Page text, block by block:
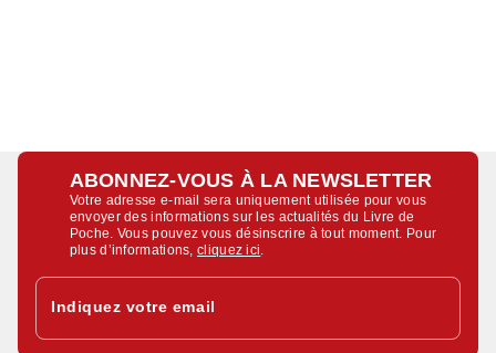
ABONNEZ-VOUS À LA NEWSLETTER
Votre adresse e-mail sera uniquement utilisée pour vous
envoyer des informations sur les actualités du Livre de
Poche. Vous pouvez vous désinscrire à tout moment. Pour
plus d’informations,cliquez ici
Indiquez votre email